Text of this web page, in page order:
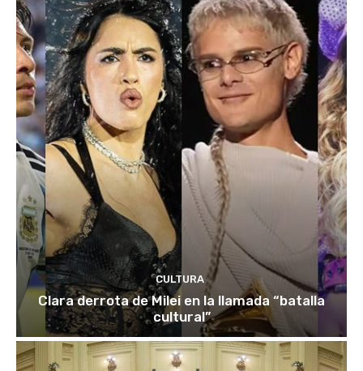
CULTURA
Clara derrota de Milei en la llamada “batalla
cultural”